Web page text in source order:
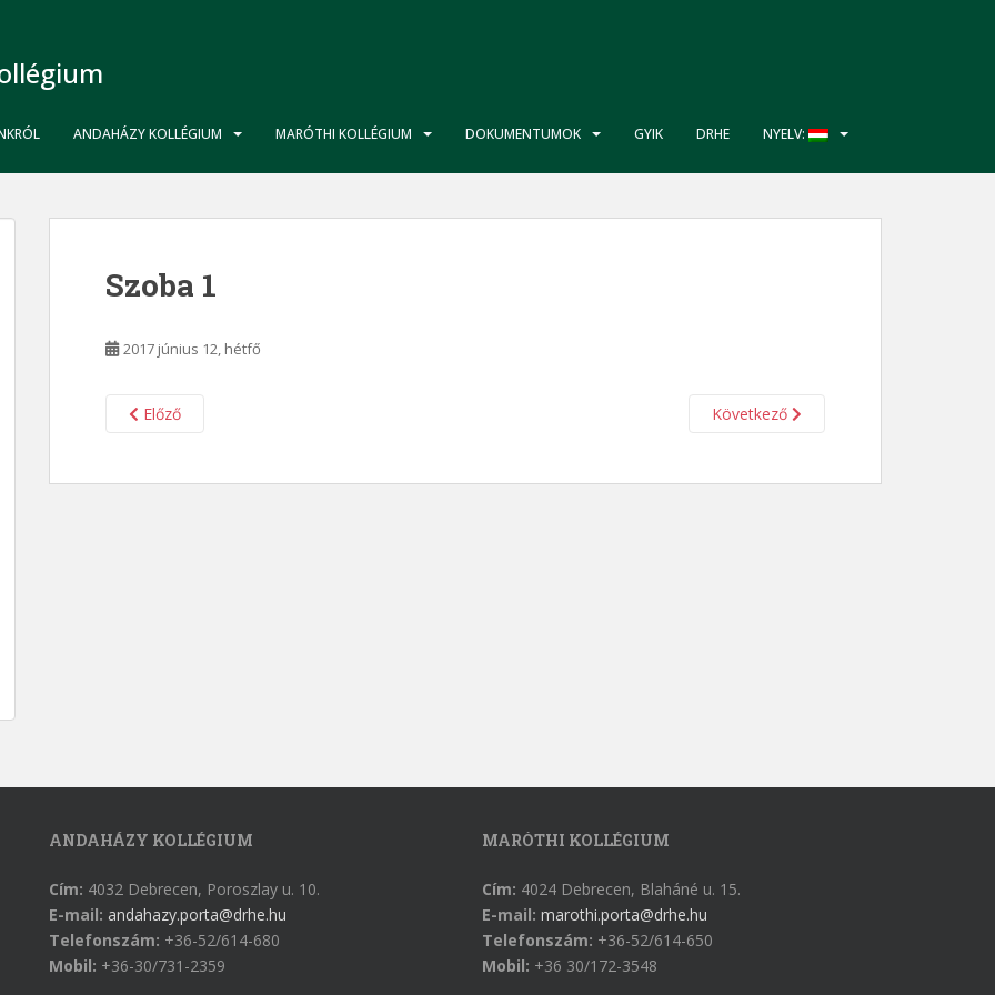
ANDAHÁZY KOLLÉGIUM MARÓTHI KOLLÉGIUM DOKUMENTUMOK GYIK DRHE NYELV:
Szoba 1
2017 június 12, hétfő
Előző Következő
ANDAHÁZY KOLLÉGIUM
Cím: 4032 Debrecen, Poroszlay u. 10.
E-mail: andahazy.porta@drhe.hu
Telefonszám: +36-52/614-680
Mobil: +36-30/731-2359
MARÓTHI KOLLÉGIUM
Cím: 4024 Debrecen, Blaháné u. 15.
E-mail: marothi.porta@drhe.hu
Telefonszám: +36-52/614-650
Mobil: +36 30/172-3548